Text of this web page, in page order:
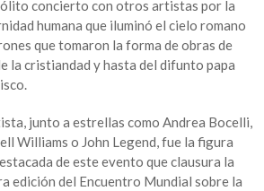
concierto con otros artistas por la
humana que iluminó el cielo romano
que tomaron la forma de obras de
la cristiandad y hasta del difunto papa
junto a estrellas como Andrea Bocelli,
Williams o John Legend, fue la figura
de este evento que clausura la
edición del Encuentro Mundial sobre la